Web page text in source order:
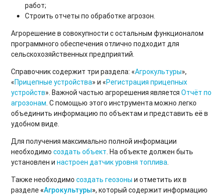
работ;
Строить отчеты по обработке агрозон.
Агрорешение в совокупности с остальным функционалом
программного обеспечения отлично подходит для
сельскохозяйственных предприятий.
Справочник содержит три раздела: «Агрокультуры»,
«Прицепные устройства» и «Регистрация прицепных
устройств». Важной частью агрорешения являетсяОтчёт по
агрозонам. С помощью этого инструмента можно легко
объединить информацию по объектам и представить её в
удобном виде.
Для получения максимально полной информации
необходимосоздать объект. На объекте должен быть
установлен инастроен датчик уровня топлива.
Также необходимосоздать геозоны и отметить их в
разделе«Агрокультуры», который содержит информацию